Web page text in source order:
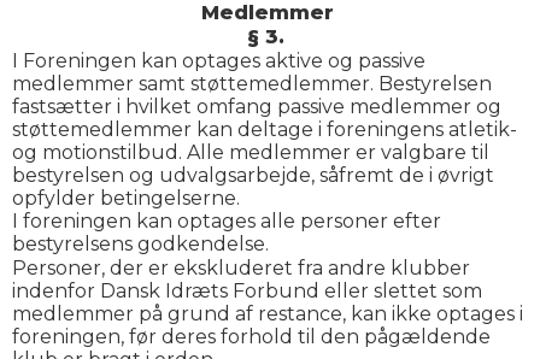
Medlemmer
§ 3.
I Foreningen kan optages aktive og passive
medlemmer samt støttemedlemmer. Bestyrelsen
fastsætter i hvilket omfang passive medlemmer og
støttemedlemmer kan deltage i foreningens atletik-
og motionstilbud. Alle medlemmer er valgbare til
bestyrelsen og udvalgsarbejde, såfremt de i øvrigt
opfylder betingelserne.
I foreningen kan optages alle personer efter
bestyrelsens godkendelse.
Personer, der er ekskluderet fra andre klubber
indenfor Dansk Idræts Forbund eller slettet som
medlemmer på grund af restance, kan ikke optages i
foreningen, før deres forhold til den pågældende